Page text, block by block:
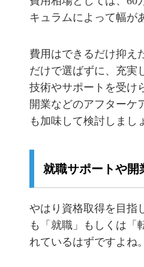
キュラムによって幅が
費用はできるだけ抑え
だけで選ばずに、充実
技術やサポートを受け
開業などのアフターケ
も加味して検討しまし
就職サポートや開
やはり資格取得を目指
も「就職」もしくは「
れているはずですよね。